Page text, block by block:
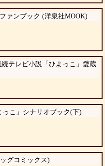
ァンブック (洋泉社MOOK)
テレビ小説「ひよっこ」愛蔵
こ」シナリオブック(下)
グコミックス)